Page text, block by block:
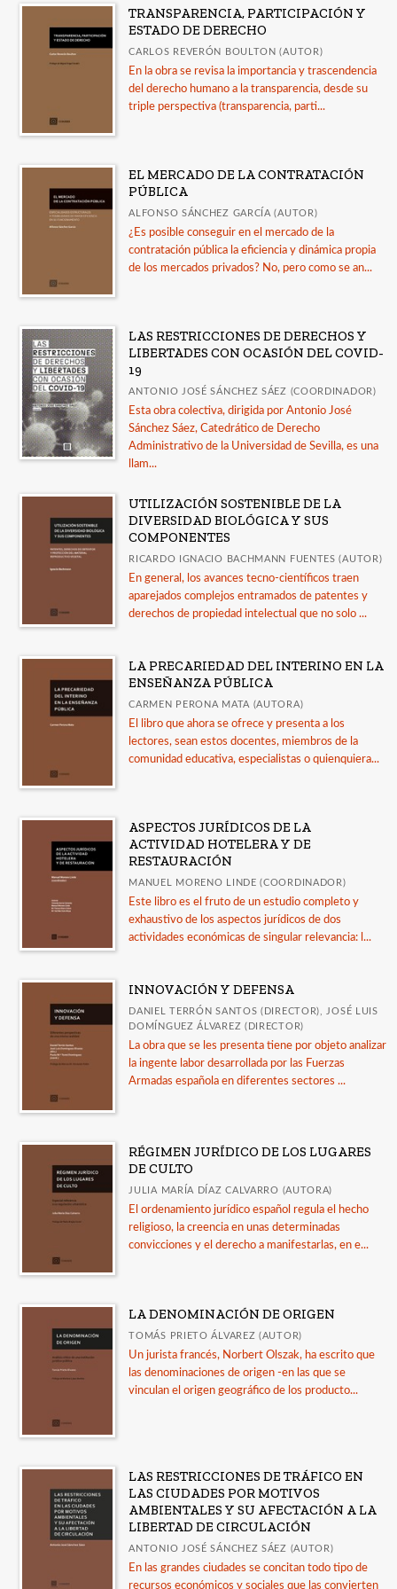
Comares * Arqueología
Comares * Arte
MATERIAS
Antropología
Arqueología
Ciencias Sociales
Cultura
Derecho moderno
Derecho romano
+ Filosofía
Geografía
Ver todas... (11)
CATÁLOGOS
Guía de uso de la IA en la revisión por pares
LORCA. Catálogo de publicaciones
Guía Comares sobre uso de inteligencia artificial
en las publicaciones académicas
Catálogo a diciembre 2025
Publicados en 2025
Ver todos... (15)
TRANSPARENCIA, PARTICIPACIÓN Y
ESTADO DE DERECHO
CARLOS REVERÓN BOULTON (AUTOR)
En la obra se revisa la importancia y trascendencia
del derecho humano a la transparencia, desde su
triple perspectiva (transparencia, parti...
EL MERCADO DE LA CONTRATACIÓN
PÚBLICA
ALFONSO SÁNCHEZ GARCÍA (AUTOR)
¿Es posible conseguir en el mercado de la
contratación pública la eficiencia y dinámica propia
de los mercados privados? No, pero como se an...
LAS RESTRICCIONES DE DERECHOS Y
LIBERTADES CON OCASIÓN DEL COVID-
19
ANTONIO JOSÉ SÁNCHEZ SÁEZ (COORDINADOR)
Esta obra colectiva, dirigida por Antonio José
Sánchez Sáez, Catedrático de Derecho
Administrativo de la Universidad de Sevilla, es una
llam...
UTILIZACIÓN SOSTENIBLE DE LA
DIVERSIDAD BIOLÓGICA Y SUS
COMPONENTES
RICARDO IGNACIO BACHMANN FUENTES (AUTOR)
En general, los avances tecno-científicos traen
aparejados complejos entramados de patentes y
derechos de propiedad intelectual que no solo ...
LA PRECARIEDAD DEL INTERINO EN LA
ENSEÑANZA PÚBLICA
CARMEN PERONA MATA (AUTORA)
El libro que ahora se ofrece y presenta a los
lectores, sean estos docentes, miembros de la
comunidad educativa, especialistas o quienquiera...
ASPECTOS JURÍDICOS DE LA
ACTIVIDAD HOTELERA Y DE
RESTAURACIÓN
MANUEL MORENO LINDE (COORDINADOR)
Este libro es el fruto de un estudio completo y
exhaustivo de los aspectos jurídicos de dos
actividades económicas de singular relevancia: l...
INNOVACIÓN Y DEFENSA
DANIEL TERRÓN SANTOS (DIRECTOR), JOSÉ LUIS
DOMÍNGUEZ ÁLVAREZ (DIRECTOR)
La obra que se les presenta tiene por objeto analizar
la ingente labor desarrollada por las Fuerzas
Armadas española en diferentes sectores ...
RÉGIMEN JURÍDICO DE LOS LUGARES
DE CULTO
JULIA MARÍA DÍAZ CALVARRO (AUTORA)
El ordenamiento jurídico español regula el hecho
religioso, la creencia en unas determinadas
convicciones y el derecho a manifestarlas, en e...
LA DENOMINACIÓN DE ORIGEN
TOMÁS PRIETO ÁLVAREZ (AUTOR)
Un jurista francés, Norbert Olszak, ha escrito que
las denominaciones de origen -en las que se
vinculan el origen geográfico de los producto...
LAS RESTRICCIONES DE TRÁFICO EN
LAS CIUDADES POR MOTIVOS
AMBIENTALES Y SU AFECTACIÓN A LA
LIBERTAD DE CIRCULACIÓN
ANTONIO JOSÉ SÁNCHEZ SÁEZ (AUTOR)
En las grandes ciudades se concitan todo tipo de
recursos económicos y sociales que las convierten